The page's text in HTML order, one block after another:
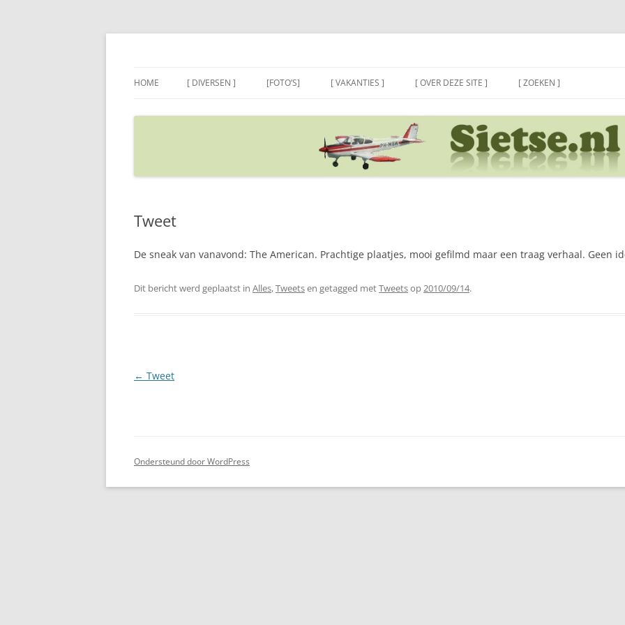
Ga
HOME [ DIVERSEN ] [FOTO’S] [ VAKANTIES ] [ OVER DEZE SITE ] [ ZOEKEN ]
Tweet
De sneak van vanavond: The American. Prachtige plaatjes, mooi gefilmd maar een traag verhaal. Geen
Dit bericht werd geplaatst in Alles,Tweetsen getagged metTweetsop2010/09/14.
Berichtnavigatie
← Tweet
Ondersteund door WordPress